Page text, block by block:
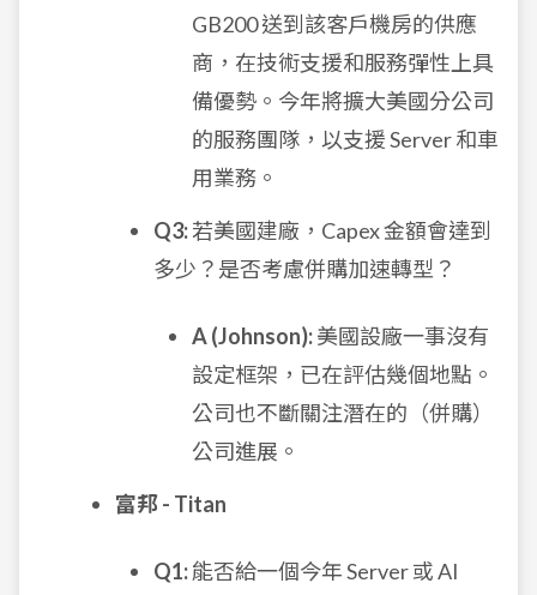
GB200 送到該客戶機房的供應
商，在技術支援和服務彈性上具
備優勢。今年將擴大美國分公司
的服務團隊，以支援 Server 和車
用業務。
Q3:若美國建廠，Capex 金額會達到
多少？是否考慮併購加速轉型？
A (Johnson):美國設廠一事沒有
設定框架，已在評估幾個地點。
公司也不斷關注潛在的（併購）
公司進展。
富邦 - Titan
Q1:能否給一個今年 Server 或 AI